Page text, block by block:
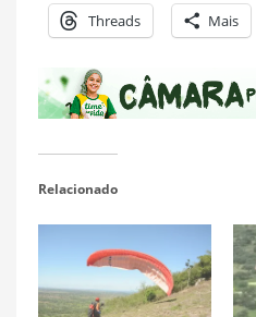
Threads Mais
Relacionado